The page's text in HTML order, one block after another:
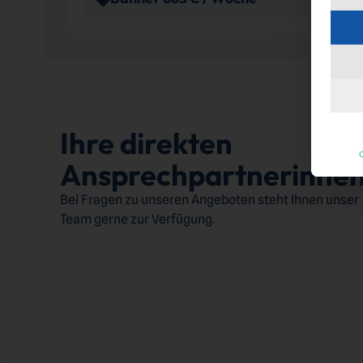
Ihre direkten
Bei Fragen zu unseren Angeboten steht Ihnen unser
Team gerne zur Verfügung.